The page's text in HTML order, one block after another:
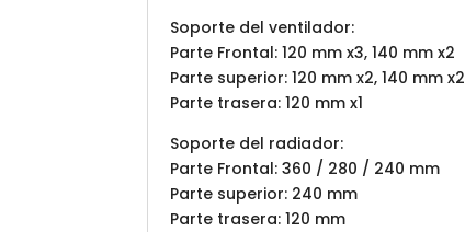
Soporte del ventilador:
Parte Frontal: 120 mm x3, 140 mm x2
Parte superior: 120 mm x2, 140 mm x2
Parte trasera: 120 mm x1
Soporte del radiador:
Parte Frontal: 360 / 280 / 240 mm
Parte superior: 240 mm
Parte trasera: 120 mm